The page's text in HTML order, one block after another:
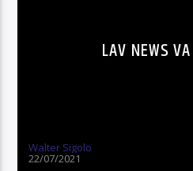
LAV NEWS
Walter Sigolo
22/07/2021